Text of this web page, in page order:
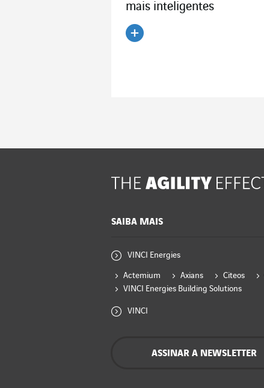
mais inteligentes
SAIBA MAIS
VINCI Energies
Actemium Axians Citeos
VINCI Energies Building Solutions
VINCI
ASSINAR A NEWSLETTER